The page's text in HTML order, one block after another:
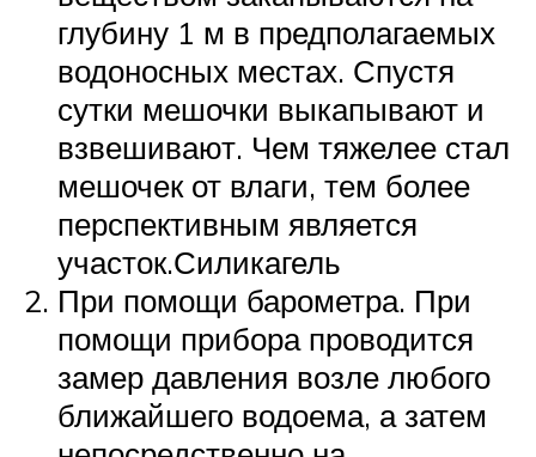
глубину 1 м в предполагаемых
водоносных местах. Спустя
сутки мешочки выкапывают и
взвешивают. Чем тяжелее стал
мешочек от влаги, тем более
перспективным является
участок.Силикагель
При помощи барометра. При
помощи прибора проводится
замер давления возле любого
ближайшего водоема, а затем